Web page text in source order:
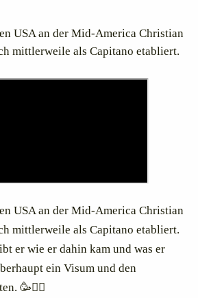
USA an der Mid-America Christian
mittlerweile als Capitano etabliert.
USA an der Mid-America Christian
mittlerweile als Capitano etabliert.
er wie er dahin kam und was er
ein Visum und den
🥳✍🏻